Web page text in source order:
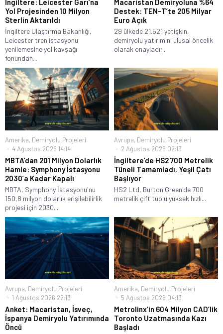
İngiltere: Leicester Garı’na
Yol Projesinden 10 Milyon
Sterlin Aktarıldı
İngiltere Ulaştırma Bakanlığı,
Leicester tren istasyonu
yenilemesine yol kavşağı
fonundan...
Macaristan Demiryoluna %64
Destek: TEN-T’te 205 Milyar
Euro Açık
29 ülkede 21.521 yetişkin,
demiryolu yatırımını ulusal öncelik
olarak onayladı;...
Amerika, Demiryolu Projeleri
4 Ağustos 2026 14:14
MBTA’dan 201 Milyon Dolarlık
Hamle: Symphony İstasyonu
2030’a Kadar Kapalı
MBTA, Symphony İstasyonu'nu
150,8 milyon dolarlık erişilebilirlik
projesi için 2030...
Avrupa, Demiryolu Projeleri
2 Ağustos 2026 02:13
İngiltere’de HS2 700 Metrelik
Tüneli Tamamladı, Yeşil Çatı
Başlıyor
HS2 Ltd, Burton Green'de 700
metrelik çift tüplü yüksek hızlı...
Avrupa, Demiryolu Projeleri
1 Ağustos 2026 22:13
Anket: Macaristan, İsveç,
İspanya Demiryolu Yatırımında
Öncü
Amerika, Demiryolu Projeleri
5 Ağustos 2026 04:13
Metrolinx’in 604 Milyon CAD’lik
Toronto Uzatmasında Kazı
Başladı